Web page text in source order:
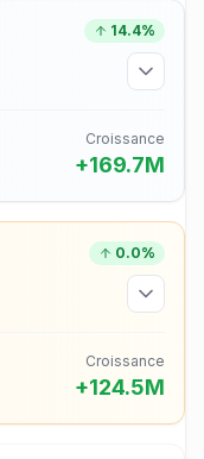
14.4%
Croissance
+169.7M
0.0%
Croissance
+124.5M